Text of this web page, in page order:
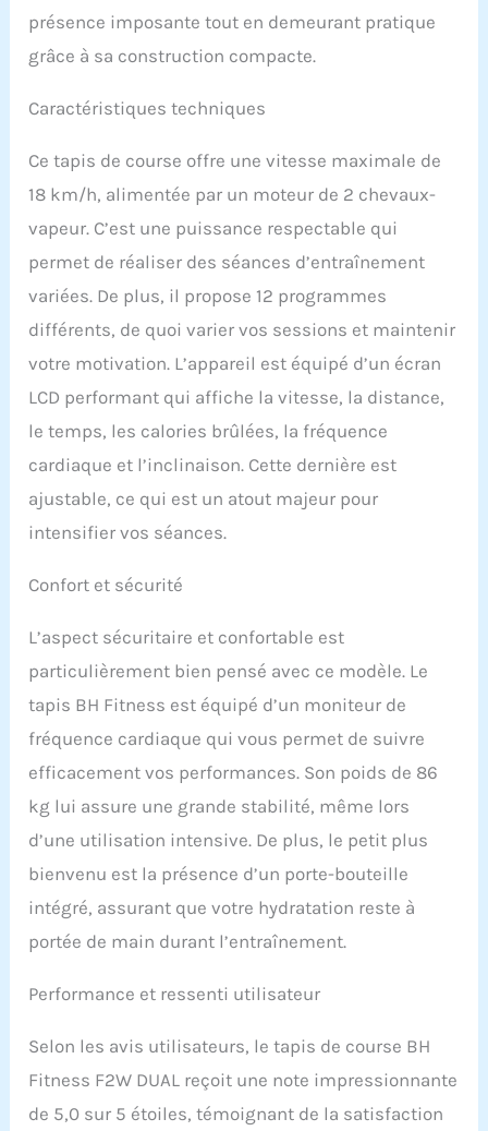
présence imposante tout en demeurant pratique
grâce à sa construction compacte.
Caractéristiques techniques
Ce tapis de course offre une vitesse maximale de
18 km/h, alimentée par un moteur de 2 chevaux-
vapeur. C’est une puissance respectable qui
permet de réaliser des séances d’entraînement
variées. De plus, il propose 12 programmes
différents, de quoi varier vos sessions et maintenir
votre motivation. L’appareil est équipé d’un écran
LCD performant qui affiche la vitesse, la distance,
le temps, les calories brûlées, la fréquence
cardiaque et l’inclinaison. Cette dernière est
ajustable, ce qui est un atout majeur pour
intensifier vos séances.
Confort et sécurité
L’aspect sécuritaire et confortable est
particulièrement bien pensé avec ce modèle. Le
tapis BH Fitness est équipé d’un moniteur de
fréquence cardiaque qui vous permet de suivre
efficacement vos performances. Son poids de 86
kg lui assure une grande stabilité, même lors
d’une utilisation intensive. De plus, le petit plus
bienvenu est la présence d’un porte-bouteille
intégré, assurant que votre hydratation reste à
portée de main durant l’entraînement.
Performance et ressenti utilisateur
Selon les avis utilisateurs, le tapis de course BH
Fitness F2W DUAL reçoit une note impressionnante
de 5,0 sur 5 étoiles, témoignant de la satisfaction